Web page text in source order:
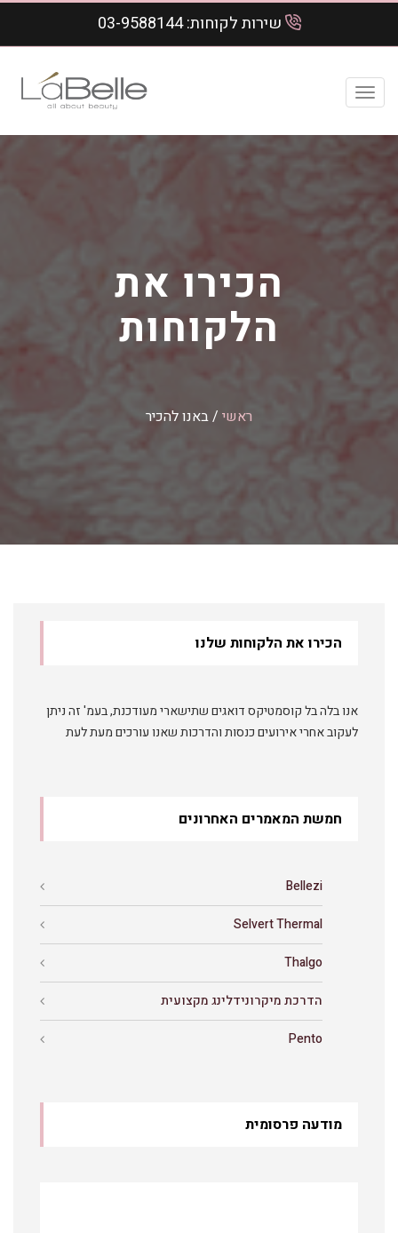
שירות לקוחות:03-9588144
הכירו את
הלקוחות
ראשי /באנו להכיר
הכירו את הלקוחות שלנו
אנו בלה בל קוסמטיקס דואגים שתישארי מעודכנת, בעמ' זה ניתן
לעקוב אחרי אירועים כנסות והדרכות שאנו עורכים מעת לעת
חמשת המאמרים האחרונים
Bellezi
Selvert Thermal
Thalgo
הדרכת מיקרונידלינג מקצועית
Pento
מודעה פרסומית